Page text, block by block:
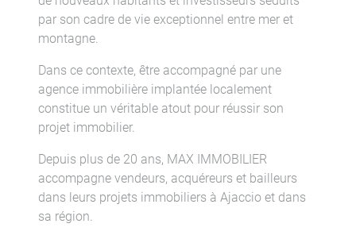
par son cadre de vie exceptionnel entre mer et
montagne.
Dans ce contexte, être accompagné par une
agence immobilière implantée localement
constitue un véritable atout pour réussir son
projet immobilier.
Depuis plus de 20 ans, MAX IMMOBILIER
accompagne vendeurs, acquéreurs et bailleurs
dans leurs projets immobiliers à Ajaccio et dans
sa région.